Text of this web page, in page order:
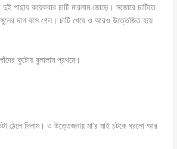
পাছায় কয়েকবার চাটি মারলাম জোড়ে। সজোরে চাটিতে
দাগ বসে গেল। চাটি খেয়ে ও আরও উত্তেজিত হয়ে
ফুটোয় বুলালাম প্রথমে।
ঠেলে দিলাম। ও উত্তেজনায় মা’র মাই চটকে ধরলো আর